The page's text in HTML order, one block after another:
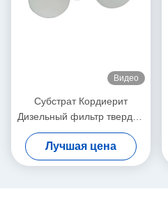
Видео
Субстрат Кордиерит
Дизельный фильтр твердых
частиц Белый высокая
пористость
Лучшая цена